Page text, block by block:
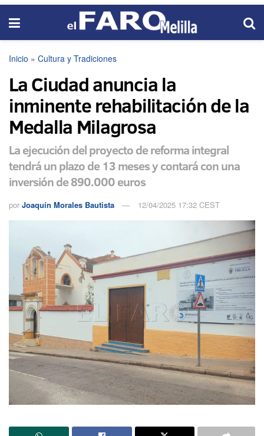
Inicio » Cultura y Tradiciones
La Ciudad anuncia la
inminente rehabilitación de la
Medalla Milagrosa
La ejecución del proyecto de reforma integral
tendrá un plazo de 13 meses y contará con una
inversión de 890.000 euros
por Joaquín Morales Bautista 12/04/2025 17:32 CEST